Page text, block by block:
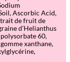
Ascorbic Acid,
de fruit de
d’Helianthus
60,
xanthane,